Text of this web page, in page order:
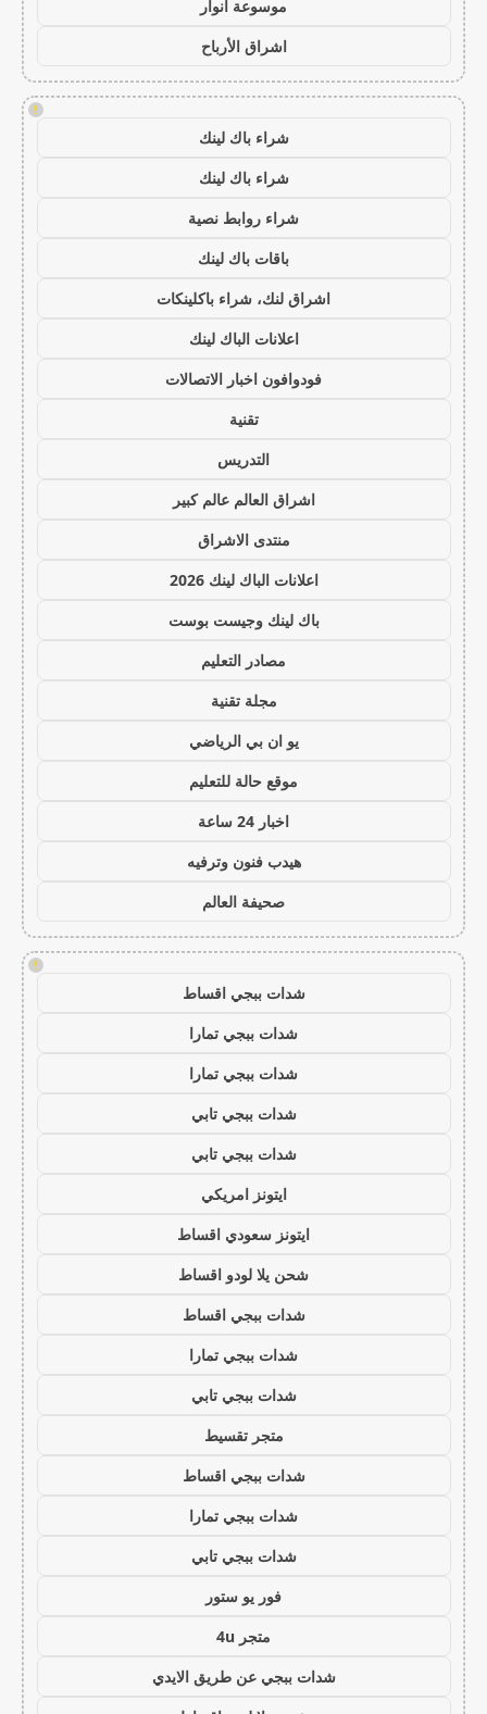
موسوعة انوار
اشراق الأرباح
!
شراء باك لينك
شراء باك لينك
شراء روابط نصية
باقات باك لينك
اشراق لنك، شراء باكلينكات
اعلانات الباك لينك
فودوافون اخبار الاتصالات
تقنية
التدريس
اشراق العالم عالم كبير
منتدى الاشراق
اعلانات الباك لينك 2026
باك لينك وجيست بوست
مصادر التعليم
مجلة تقنية
يو ان بي الرياضي
موقع حالة للتعليم
اخبار 24 ساعة
هيدب فنون وترفيه
صحيفة العالم
!
شدات ببجي اقساط
شدات ببجي تمارا
شدات ببجي تمارا
شدات ببجي تابي
شدات ببجي تابي
ايتونز امريكي
ايتونز سعودي اقساط
شحن يلا لودو اقساط
شدات ببجي اقساط
شدات ببجي تمارا
شدات ببجي تابي
متجر تقسيط
شدات ببجي اقساط
شدات ببجي تمارا
شدات ببجي تابي
فور يو ستور
متجر 4u
شدات ببجي عن طريق الايدي